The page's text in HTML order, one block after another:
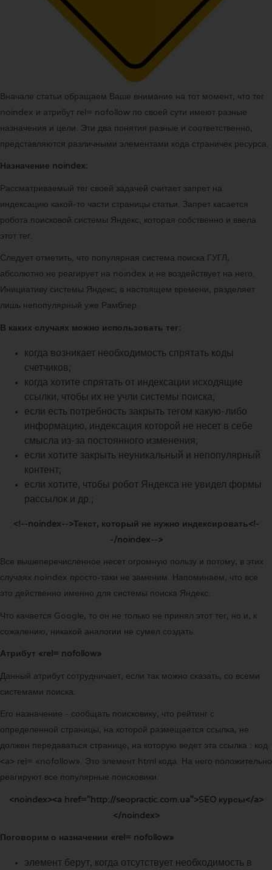
Вначале статьи обращаем Ваше внимание на тот момент, что тег
noindex и атрибут rel= nofollow по своей сути имеют разные
назначения и цели. Эти два понятия разные и соответственно,
представляются различными элементами кода страничек ресурса.
Назначение noindex:
Рассматриваемый тег своей задачей считает запрет на
индексацию какой-то части страницы статьи. Запрет касается
робота поисковой системы Яндекс, которая собственно и ввела
этот тег.
Следует отметить, что популярная система поиска ГУГЛ,
абсолютно не реагирует на noindex и не воздействует на него.
Инициативу системы Яндекс, в настоящем времени, разделяет
лишь непопулярный уже Рамблер.
В каких случаях можно использовать тег:
когда возникает необходимость спрятать коды
счетчиков;
когда хотите спрятать от индексации исходящие
ссылки, чтобы их не учли системы поиска;
если есть потребность закрыть тегом какую-либо
информацию, индексация которой не несет в себе
смысла из-за постоянного изменения;
если хотите закрыть неуникальный и непопулярный
контент;
если хотите, чтобы робот Яндекса не увидел формы
рассылок и др.;
<!--noindex-->Текст, который не нужно индексировать<!-
-/noindex-->
Все вышеперечисленное несет огромную пользу и потому, в этих
случаях noindex просто-таки не заменим. Напоминаем, что все
это действенно именно для системы поиска Яндекс.
Что качается Google, то он не только не принял этот тег, но и, к
сожалению, никакой аналогии не сумел создать.
Атрибут «rel= nofollow»
Данный атрибут сотрудничает, если так можно сказать, со всеми
системами поиска.
Его назначение - сообщать поисковику, что рейтинг с
определенной страницы, на которой размещается ссылка, не
должен передаваться странице, на которую ведет эта ссылка : код
<a> rel= «nofollow». Это элемент html кода. На него положительно
реагируют все популярные поисковики.
<noindex><a href="http://seopractic.com.ua">SEO курсы</a>
</noindex>
Поговорим о назначении «rel= nofollow»
элемент берут, когда отсутствует необходимость в